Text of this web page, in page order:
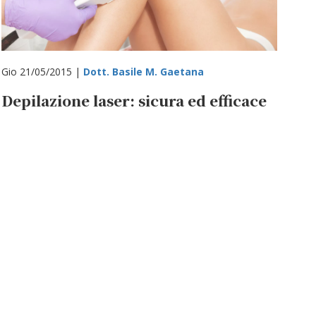
Gio 21/05/2015 | Dott. Basile M. Gaetana
Depilazione laser: sicura ed efficace